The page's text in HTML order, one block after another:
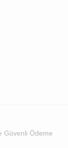
Güvenli Ödeme